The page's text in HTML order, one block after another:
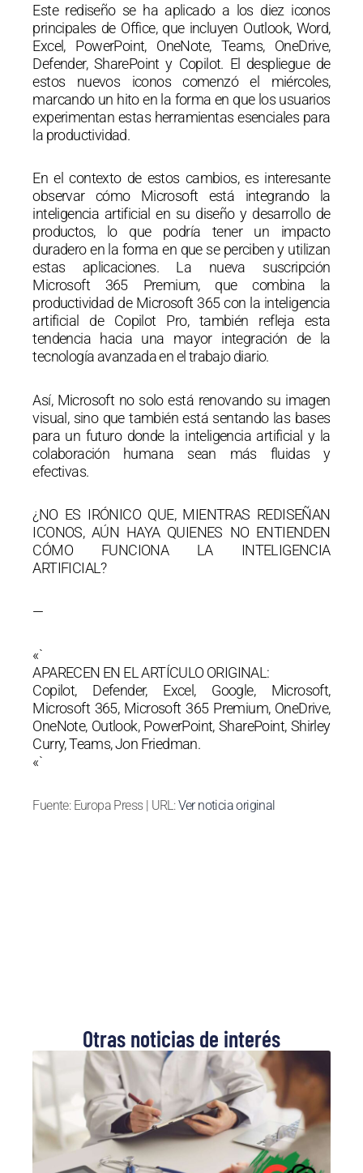
Este rediseño se ha aplicado a los diez iconos
principales de Office, que incluyen Outlook, Word,
Excel, PowerPoint, OneNote, Teams, OneDrive,
Defender, SharePoint y Copilot. El despliegue de
estos nuevos iconos comenzó el miércoles,
marcando un hito en la forma en que los usuarios
experimentan estas herramientas esenciales para
la productividad.
En el contexto de estos cambios, es interesante
observar cómo Microsoft está integrando la
inteligencia artificial en su diseño y desarrollo de
productos, lo que podría tener un impacto
duradero en la forma en que se perciben y utilizan
estas aplicaciones. La nueva suscripción
Microsoft 365 Premium, que combina la
productividad de Microsoft 365 con la inteligencia
artificial de Copilot Pro, también refleja esta
tendencia hacia una mayor integración de la
tecnología avanzada en el trabajo diario.
Así, Microsoft no solo está renovando su imagen
visual, sino que también está sentando las bases
para un futuro donde la inteligencia artificial y la
colaboración humana sean más fluidas y
efectivas.
¿NO ES IRÓNICO QUE, MIENTRAS REDISEÑAN
ICONOS, AÚN HAYA QUIENES NO ENTIENDEN
CÓMO FUNCIONA LA INTELIGENCIA
ARTIFICIAL?
—
«`
APARECEN EN EL ARTÍCULO ORIGINAL:
Copilot, Defender, Excel, Google, Microsoft,
Microsoft 365, Microsoft 365 Premium, OneDrive,
OneNote, Outlook, PowerPoint, SharePoint, Shirley
Curry, Teams, Jon Friedman.
«`
Fuente: Europa Press | URL:Ver noticia original
Otras noticias de interés